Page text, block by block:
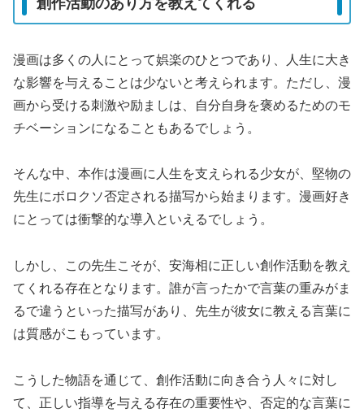
漫画は多くの人にとって娯楽のひとつであり、人生に大き
な影響を与えることは少ないと考えられます。ただし、漫
画から受ける刺激や励ましは、自分自身を褒めるためのモ
チベーションになることもあるでしょう。
そんな中、本作は漫画に人生を支えられる少女が、堅物の
先生にボロクソ否定される描写から始まります。漫画好き
にとっては衝撃的な導入といえるでしょう。
しかし、この先生こそが、安海相に正しい創作活動を教え
てくれる存在となります。誰が言ったかで言葉の重みがま
るで違うといった描写があり、先生が彼女に教える言葉に
は質感がこもっています。
こうした物語を通じて、創作活動に向き合う人々に対し
て、正しい指導を与える存在の重要性や、否定的な言葉に